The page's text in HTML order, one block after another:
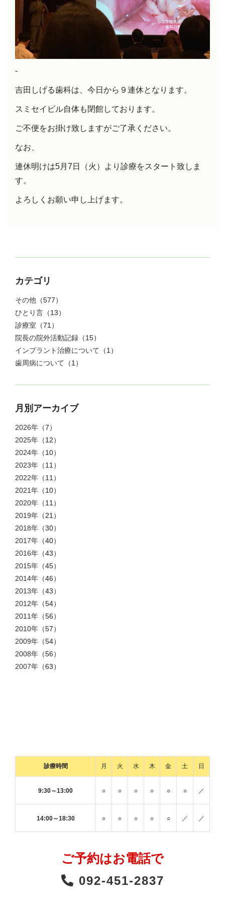
-
吉田しげる歯科は、今日から９連休となります。
スミセイビル自体も閉館しております。
ご不便をお掛け致しますがご了承ください。
なお、
連休明けは5月7日（火）より診療をスタート致しま
す。
よろしくお願い申し上げます。
カテゴリ
その他 （577）
ひとり言 （13）
診療室 （71）
院長の院外活動記録 （15）
インプラント治療について （1）
歯周病について （1）
月別アーカイブ
2026年 （7）
2025年 （12）
2024年 （10）
2023年 （11）
2022年 （11）
2021年 （10）
2020年 （11）
2019年 （21）
2018年 （30）
2017年 （40）
2016年 （43）
2015年 （45）
2014年 （46）
2013年 （43）
2012年 （54）
2011年 （56）
2010年 （57）
2009年 （54）
2008年 （56）
2007年 （63）
診療時間 月 火 水 木 金 土 日
9:30～13:00 ○ ○ ○ ○ ○ ○ ／
14:00～18:30 ○ ○ ○ ○ ○ ／ ／
ご予約はお電話で
092-451-2837